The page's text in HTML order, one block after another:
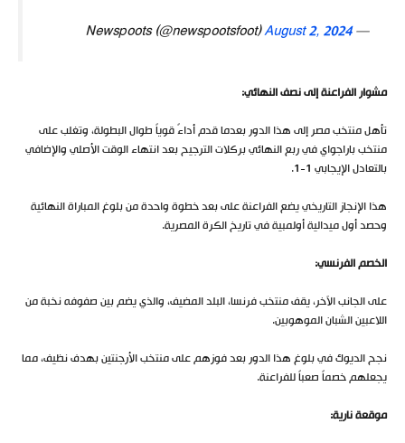
— Newspoots (@newspootsfoot)
August 2, 2024
مشوار الفراعنة إلى نصف النهائي:
تأهل منتخب مصر إلى هذا الدور بعدما قدم أداءً قوياً طوال البطولة، وتغلب على
منتخب باراجواي في ربع النهائي بركلات الترجيح بعد انتهاء الوقت الأصلي والإضافي
بالتعادل الإيجابي 1-1.
هذا الإنجاز التاريخي يضع الفراعنة على بعد خطوة واحدة من بلوغ المباراة النهائية
وحصد أول ميدالية أولمبية في تاريخ الكرة المصرية.
الخصم الفرنسي:
على الجانب الآخر، يقف منتخب فرنسا، البلد المضيف، والذي يضم بين صفوفه نخبة من
اللاعبين الشبان الموهوبين.
نجح الديوك في بلوغ هذا الدور بعد فوزهم على منتخب الأرجنتين بهدف نظيف، مما
يجعلهم خصماً صعباً للفراعنة.
موقعة نارية: